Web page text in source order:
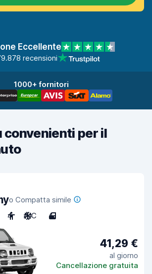
Eccellente
recensioni
1000+ fornitori
convenienti per il
o Compatta simile
4 A/C 4
41,29 €
al giorno
Cancellazione gratuita